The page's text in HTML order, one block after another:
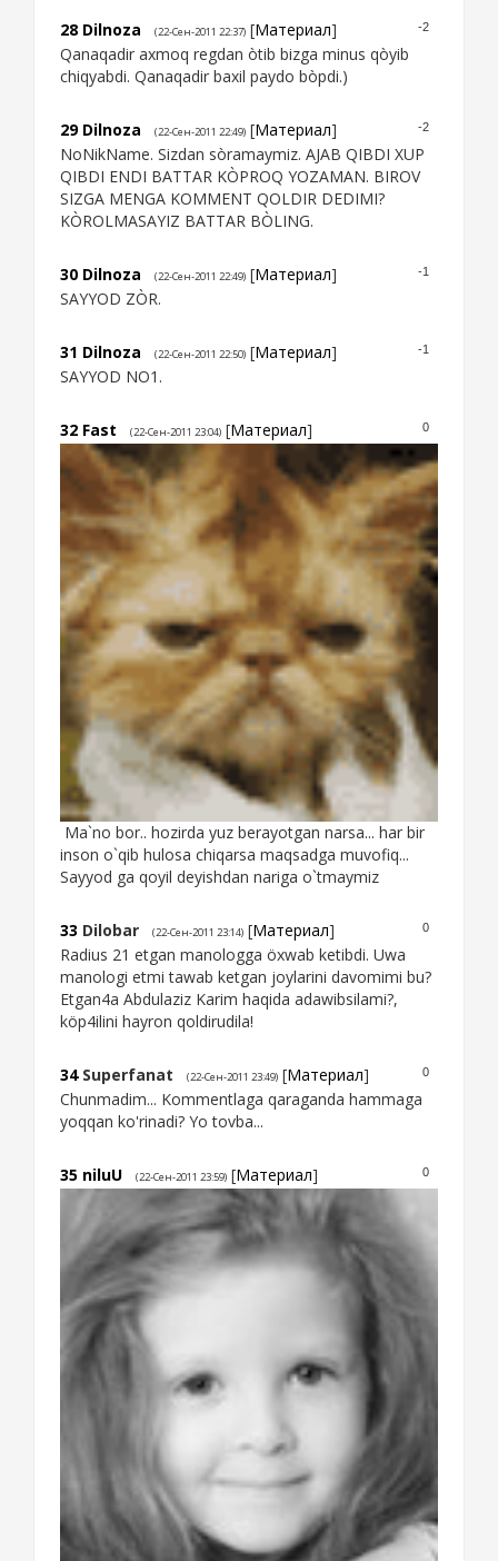
-2
28 Dilnoza (22-Сен-2011 22:37) [Материал]
Qanaqadir axmoq regdan òtib bizga minus qòyib
chiqyabdi. Qanaqadir baxil paydo bòpdi.)
-2
29 Dilnoza (22-Сен-2011 22:49) [Материал]
NoNikName. Sizdan sòramaymiz. AJAB QIBDI XUP
QIBDI ENDI BATTAR KÒPROQ YOZAMAN. BIROV
SIZGA MENGA KOMMENT QOLDIR DEDIMI?
KÒROLMASAYIZ BATTAR BÒLING.
-1
30 Dilnoza (22-Сен-2011 22:49) [Материал]
SAYYOD ZÒR.
-1
31 Dilnoza (22-Сен-2011 22:50) [Материал]
SAYYOD NO1.
0
32 Fast (22-Сен-2011 23:04) [Материал]
Ma`no bor.. hozirda yuz berayotgan narsa... har bir
inson o`qib hulosa chiqarsa maqsadga muvofiq...
Sayyod ga qoyil deyishdan nariga o`tmaymiz
0
33 Dilobar (22-Сен-2011 23:14) [Материал]
Radius 21 etgan manologga öxwab ketibdi. Uwa
manologi etmi tawab ketgan joylarini davomimi bu?
Etgan4a Abdulaziz Karim haqida adawibsilami?,
köp4ilini hayron qoldirudila!
0
34 Superfanat (22-Сен-2011 23:49) [Материал]
Chunmadim... Kommentlaga qaraganda hammaga
yoqqan ko'rinadi? Yo tovba...
0
35 niluU (22-Сен-2011 23:59) [Материал]